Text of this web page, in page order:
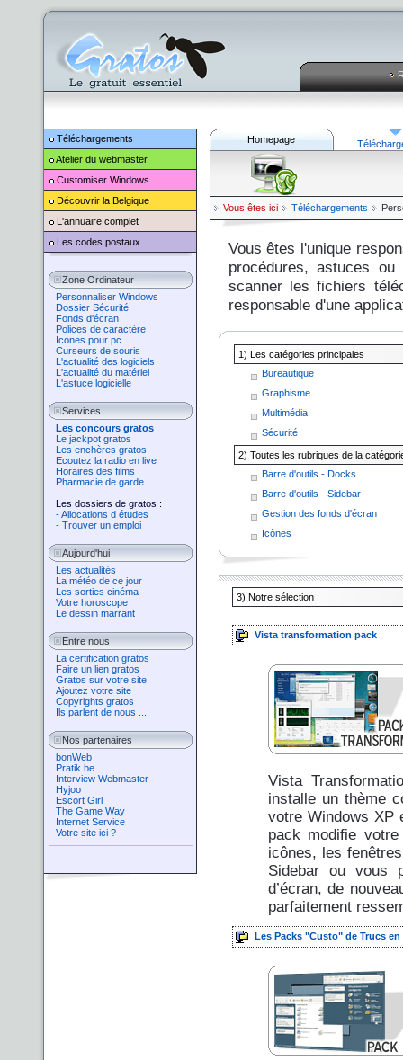
Téléchargements
Atelier du webmaster
Customiser Windows
Découvrir la Belgique
L'annuaire complet
Les codes postaux
Zone Ordinateur
Personnaliser Windows
Dossier Sécurité
Fonds d'écran
Polices de caractère
Icones pour pc
Curseurs de souris
L'actualité des logiciels
L'actualité du matériel
L'astuce logicielle
Services
Les concours gratos
Le jackpot gratos
Les enchères gratos
Ecoutez la radio en live
Horaires des films
Pharmacie de garde
Les dossiers de gratos :
- Allocations d études
- Trouver un emploi
Aujourd'hui
Les actualités
La météo de ce jour
Les sorties cinéma
Votre horoscope
Le dessin marrant
Entre nous
La certification gratos
Faire un lien gratos
Gratos sur votre site
Ajoutez votre site
Copyrights gratos
Ils parlent de nous ...
Nos partenaires
bonWeb
Pratik.be
Interview Webmaster
Hyjoo
Escort Girl
The Game Way
Internet Service
Votre site ici ?
Homepage
Vous êtes ici Téléchargements
Vous êtes l'unique
procédures, astuces
scanner les fichiers
responsable d'une
1) Les catégories principales
Bureautique
Graphisme
Multimédia
Sécurité
2) Toutes les rubriques de la
Barre d'outils - Docks
Barre d'outils - Sidebar
Gestion des fonds d'écran
Icônes
3) Notre sélection
Vista transformation pack
Vista
installe un thème
votre Windows XP
pack modifie
icônes, les
Sidebar ou vous
d’écran, de
parfaitement
Les Packs "Custo" de Trucs en